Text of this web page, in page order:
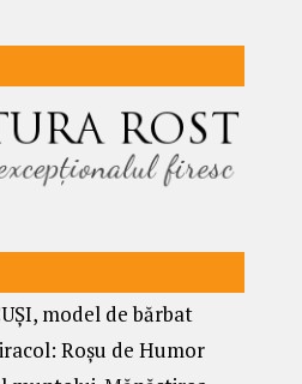
model de bărbat
Roșu de Humor